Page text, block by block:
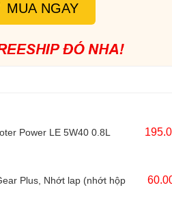
MUA NGAY
Power LE 5W40 0.8L
Plus, Nhớt lap (nhớt hộp